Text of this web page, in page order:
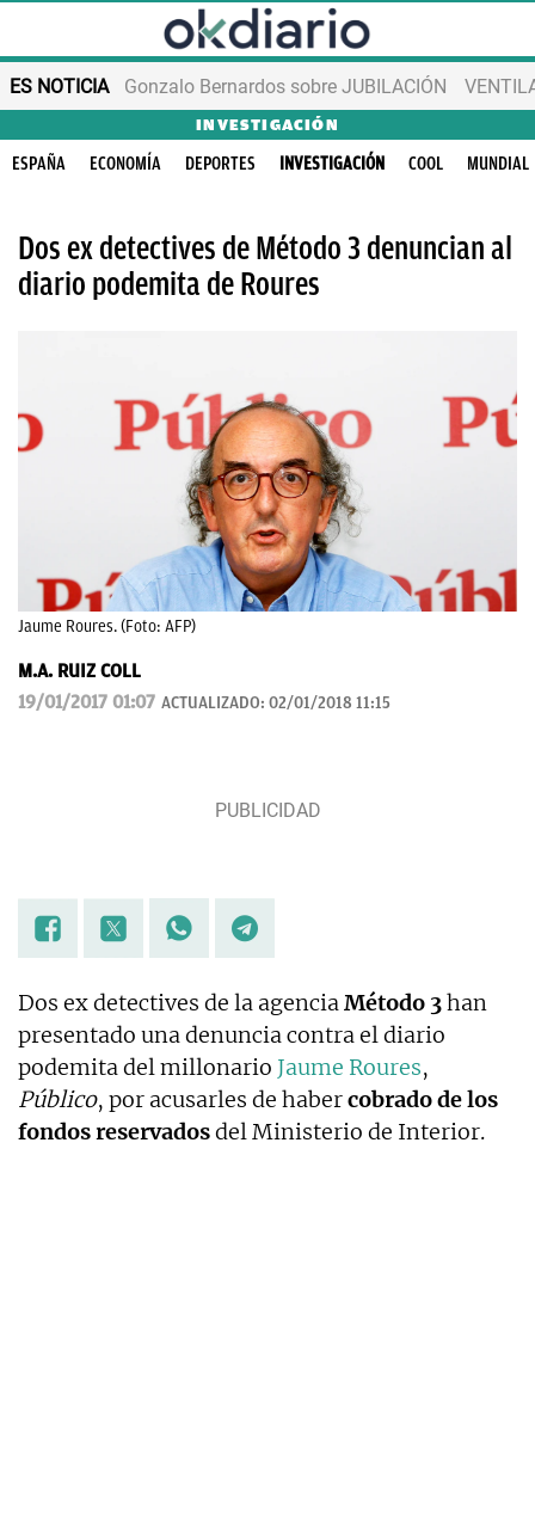
ES NOTICIA Gonzalo Bernardos sobre JUBILACIÓN
INVESTIGACIÓN
ESPAÑA ECONOMÍA DEPORTES INVESTIGACIÓN COOL MUNDIAL
Dos ex detectives de Método 3 denuncian al
diario podemita de Roures
Jaume Roures. (Foto: AFP)
M.A. RUIZ COLL
19/01/2017 01:07 ACTUALIZADO: 02/01/2018 11:15
Dos ex detectives de la agenciaMétodo 3han
presentado una denuncia contra el diario
podemita del millonario Jaume Roures,
Público, por acusarles de habercobrado de los
fondos reservadosdel Ministerio de Interior.